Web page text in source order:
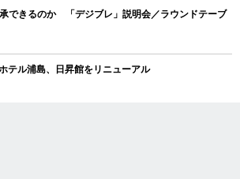
できるのか 「デジブレ」説明会／ラウンドテーブ
ル浦島、日昇館をリニューアル